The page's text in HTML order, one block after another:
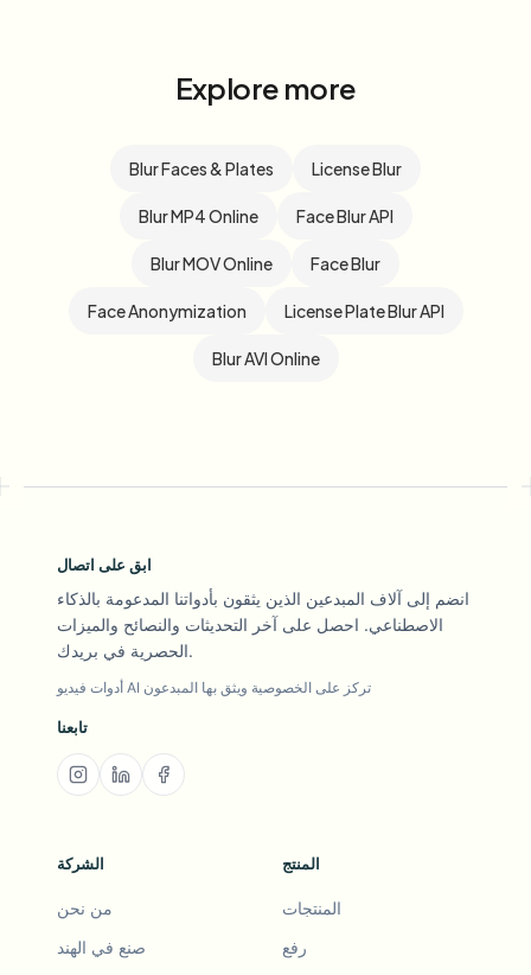
Explore more
Blur Faces & Plates License Blur
Blur MP4 Online Face Blur API
Blur MOV Online Face Blur
Face Anonymization License Plate Blur API
Blur AVI Online
ابق على اتصال
انضم إلى آلاف المبدعين الذين يثقون بأدواتنا المدعومة بالذكاء
الاصطناعي. احصل على آخر التحديثات والنصائح والميزات
الحصرية في بريدك.
أدوات فيديو AI تركز على الخصوصية ويثق بها المبدعون
تابعنا
الشركة
من نحن
صنع في الهند
المنتج
المنتجات
رفع